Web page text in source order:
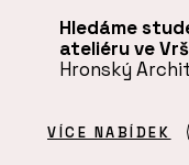
Hledáme
ateliéru ve
Hronský
VÍCE NABÍDEK